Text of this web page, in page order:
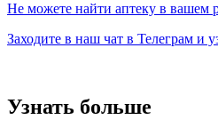
Не можете найти аптеку в вашем
Заходите в наш чат в Телеграм и
Узнать больше